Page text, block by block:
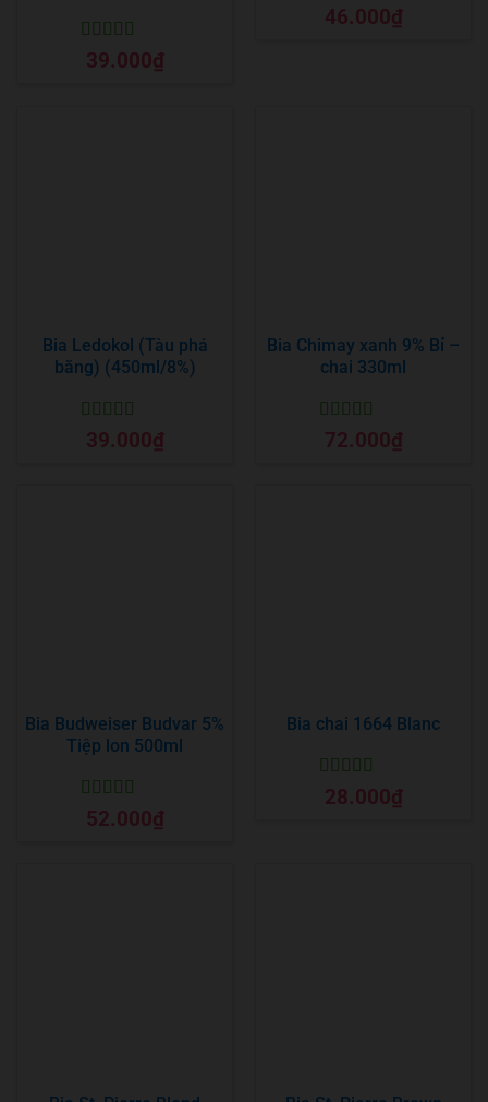
Được xếp
hạng 5 5 sao
39.000₫
Được xếp
hạng 5 5 sao
46.000₫
Bia Ledokol (Tàu phá
băng) (450ml/8%)
Được xếp
hạng 5 5 sao
39.000₫
Bia Chimay xanh 9% Bỉ –
chai 330ml
Được xếp
hạng 5 5 sao
72.000₫
Bia Budweiser Budvar 5%
Tiệp lon 500ml
Được xếp
hạng 5 5 sao
52.000₫
Bia chai 1664 Blanc
Được xếp
hạng 5 5 sao
28.000₫